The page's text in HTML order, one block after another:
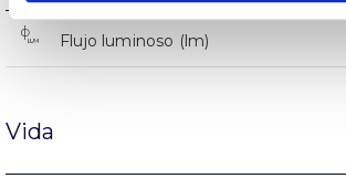
Flujo luminoso (lm)
Vida